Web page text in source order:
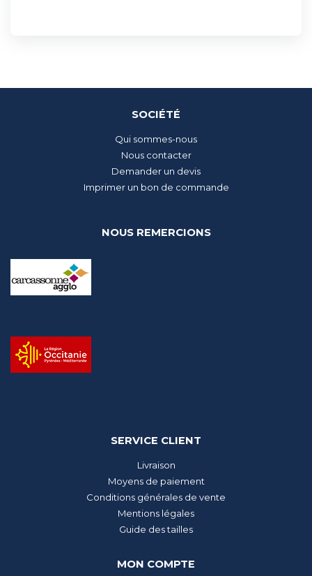
SOCIÉTÉ
Qui sommes-nous
Nous contacter
Demander un devis
Imprimer un bon de commande
NOUS REMERCIONS
SERVICE CLIENT
Livraison
Moyens de paiement
Conditions générales de vente
Mentions légales
Guide des tailles
MON COMPTE